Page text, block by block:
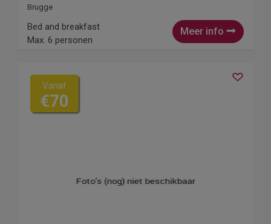
Brugge
Meer info
Bed and breakfast
Max. 6 personen
Vanaf
€70